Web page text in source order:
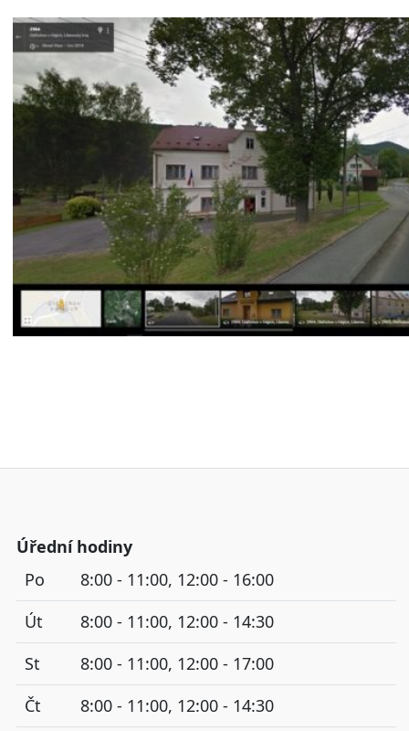
Úřední hodiny
Po
8:00 - 11:00, 12:00 - 16:00
Út
8:00 - 11:00, 12:00 - 14:30
St
8:00 - 11:00, 12:00 - 17:00
Čt
8:00 - 11:00, 12:00 - 14:30